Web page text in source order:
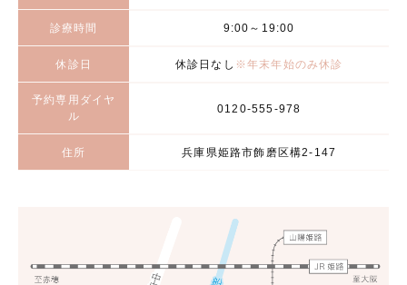
診療時間 9:00～19:00
休診日 休診日なし ※年末年始のみ休診
予約専用ダイヤ
ル
0120-555-978
住所 兵庫県姫路市飾磨区構2-147